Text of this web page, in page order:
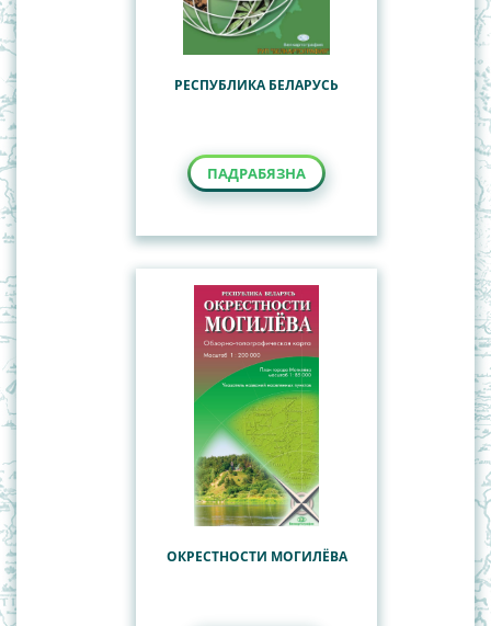
РЕСПУБЛИКА БЕЛАРУСЬ
ПАДРАБЯЗНА
ОКРЕСТНОСТИ МОГИЛЁВА